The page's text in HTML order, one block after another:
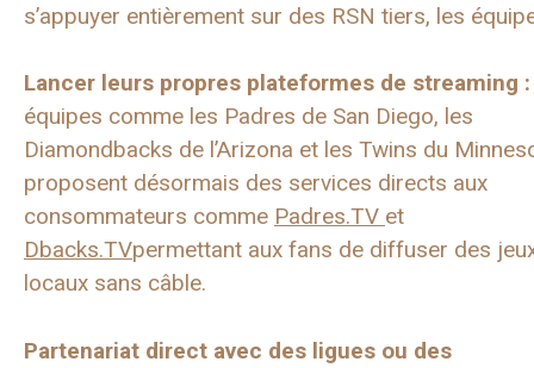
s’appuyer entièrement sur des RSN tiers, les
Lancer leurs propres plateformes de streaming :
équipes comme les Padres de San Diego, les
Diamondbacks de l’Arizona et les Twins du
proposent désormais des services directs aux
consommateurs comme Padres.TV et
Dbacks.TVpermettant aux fans de diffuser des
locaux sans câble.
Partenariat direct avec des ligues ou des